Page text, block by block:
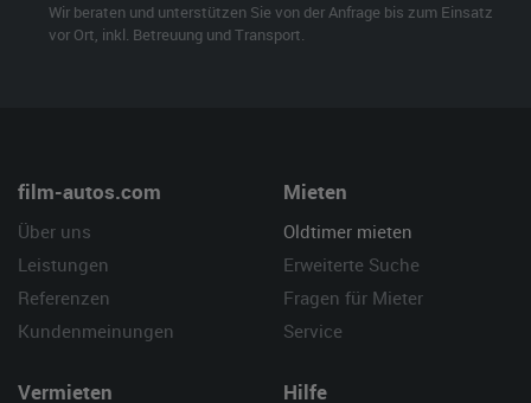
Wir beraten und unterstützen Sie von der Anfrage bis zum Einsatz
vor Ort, inkl. Betreuung und Transport.
film-autos.com
Über uns
Leistungen
Referenzen
Kundenmeinungen
Mieten
Oldtimer mieten
Erweiterte Suche
Fragen für Mieter
Service
Vermieten Hilfe